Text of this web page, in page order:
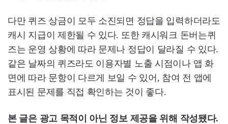
다만 퀴즈 상금이 모두 소진되면 정답을 입력하더라도
캐시 지급이 제한될 수 있다. 또한 캐시워크 돈버는퀴
즈는 운영 상황에 따라 문제나 정답이 달라질 수 있다.
같은 날짜의 퀴즈라도 이용자별 노출 시점이나 앱 화
면에 따라 문항이 다르게 보일 수 있어, 참여 전 앱에
표시된 문제를 직접 확인하는 것이 좋다.
본 글은 광고 목적이 아닌 정보 제공을 위해 작성됐다.